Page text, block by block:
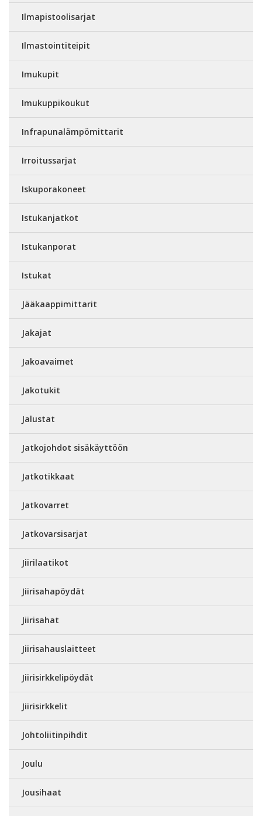
Ilmapistoolisarjat
Ilmastointiteipit
Imukupit
Imukuppikoukut
Infrapunalämpömittarit
Irroitussarjat
Iskuporakoneet
Istukanjatkot
Istukanporat
Istukat
Jääkaappimittarit
Jakajat
Jakoavaimet
Jakotukit
Jalustat
Jatkojohdot sisäkäyttöön
Jatkotikkaat
Jatkovarret
Jatkovarsisarjat
Jiirilaatikot
Jiirisahapöydät
Jiirisahat
Jiirisahauslaitteet
Jiirisirkkelipöydät
Jiirisirkkelit
Johtoliitinpihdit
Joulu
Jousihaat